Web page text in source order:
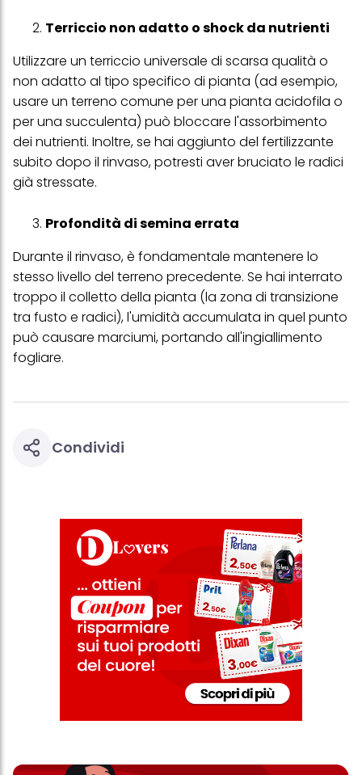
Terriccio non adatto o shock da nutrienti
Utilizzare un terriccio universale di scarsa qualità o
non adatto al tipo specifico di pianta (ad esempio,
usare un terreno comune per una pianta acidofila o
per una succulenta) può bloccare l'assorbimento
dei nutrienti. Inoltre, se hai aggiunto del fertilizzante
subito dopo il rinvaso, potresti aver bruciato le radici
già stressate.
Profondità di semina errata
Durante il rinvaso, è fondamentale mantenere lo
stesso livello del terreno precedente. Se hai interrato
troppo il colletto della pianta (la zona di transizione
tra fusto e radici), l'umidità accumulata in quel punto
può causare marciumi, portando all'ingiallimento
fogliare.
Condividi
profili per scopi di marketing personalizzato, in particolare per
visualizzare annunci pubblicitari che potrebbero interessarti
web e altri media (di terzi) tramite i dispositivi assegnati a te o
alla tua famiglia, nonché per misurare e ottimizzare il successo
delle campagne pubblicitarie.
Puoi trovare maggiori informazioni sul trattamento dei tuoi dati
nella nostra Informativa sulla protezione dei dati collegata nel piè
di pagina (Sezione "Cookie, Pixel, Impronte digitali e tecnologie
simili"). Puoi revocare il tuo consenso in qualsiasi momento con
effetto per il futuro disabilitando i cookie sul nostro sito web nella
sezione "Impostazioni cookie" collegata nel piè di pagina. Per
informazioni dettagliate su ciascun cookie disponibili facendo
Se fai clic su "Modifica" potrai trovare maggiori informazioni sul
trattamento dei tuoi dati / sull'uso dei cookie e consentirli per uno o
più degli scopi sopra menzionati. Cliccando su "Accetta tutto",
acconsenti all'uso dei cookie e al trattamento dei tuoi dati
personali per tutte le finalità sopra indicate. Se fai clic su "Rifiuta",
verranno utilizzati solo i cookie tecnicamente necessari per fornirti
questo sito web.